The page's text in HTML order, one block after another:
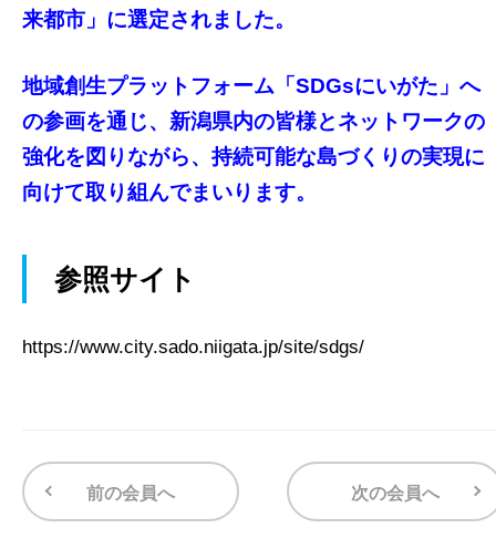
来都市」に選定されました。
地域創生プラットフォーム「SDGsにいがた」へ
の参画を通じ、新潟県内の皆様とネットワークの
強化を図りながら、持続可能な島づくりの実現に
向けて取り組んでまいります。
参照サイト
https://www.city.sado.niigata.jp/site/sdgs/
前の会員へ 次の会員へ